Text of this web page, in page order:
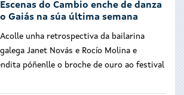
Escenas do Cambio enche de danza
o Gaiás na súa última semana
Acolle unha retrospectiva da bailarina
galega Janet Novás e Rocío Molina e
póñenlle o broche de ouro ao festival